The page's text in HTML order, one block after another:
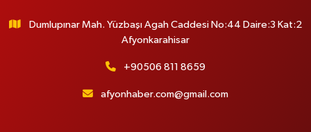
Dumlupınar Mah. Yüzbaşı Agah Caddesi No:44 Daire:3 Kat:2
Afyonkarahisar
+90506 811 8659
afyonhaber.com@gmail.com